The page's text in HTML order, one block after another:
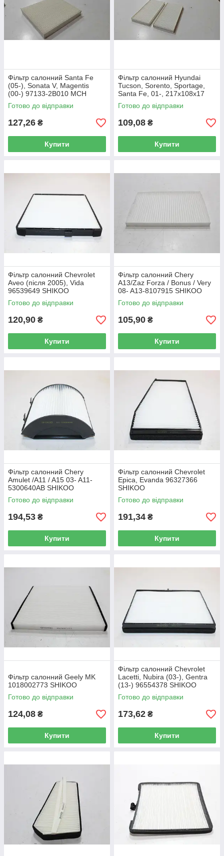
Фільтр салонний Santa Fe
(05-), Sonata V, Magentis
(00-) 97133-2B010 MCH
autoast
Готово до відправки
127,26 ₴
Купити
Фільтр салонний Hyundai
Tucson, Sorento, Sportage,
Santa Fe, 01-, 217x108x17
97133-2E910 MCH autoast
Готово до відправки
109,08 ₴
Купити
Фільтр салонний Chevrolet
Aveo (після 2005), Vida
96539649 SHIKOO
Готово до відправки
120,90 ₴
Купити
Фільтр салонний Chery
A13/Zaz Forza / Bonus / Very
08- A13-8107915 SHIKOO
Готово до відправки
105,90 ₴
Купити
Фільтр салонний Chery
Amulet /A11 / A15 03- A11-
5300640AB SHIKOO
Готово до відправки
194,53 ₴
Купити
Фільтр салонний Chevrolet
Epica, Evanda 96327366
SHIKOO
Готово до відправки
191,34 ₴
Купити
Фільтр салонний Geely MK
1018002773 SHIKOO
Готово до відправки
124,08 ₴
Купити
Фільтр салонний Chevrolet
Lacetti, Nubira (03-), Gentra
(13-) 96554378 SHIKOO
Готово до відправки
173,62 ₴
Купити